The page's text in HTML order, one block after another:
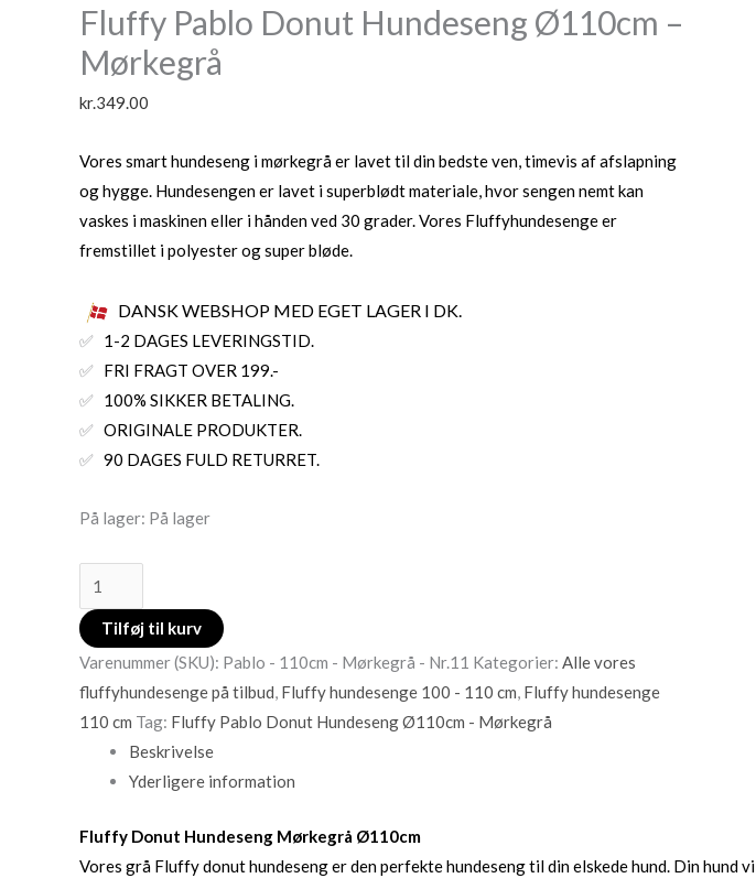
Fluffy Pablo Donut Hundeseng Ø110cm –
Mørkegrå
kr.349.00
Vores smart hundeseng i mørkegrå er lavet til din bedste ven, timevis af afslapning
og hygge. Hundesengener lavet i superblødt materiale, hvor sengen nemt kan
vaskes i maskinen eller i hånden ved 30 grader. Vores Fluffyhundesenge er
fremstillet i polyester og super bløde.
DANSK WEBSHOP MED EGET LAGER I DK.
✅ 1-2 DAGES LEVERINGSTID.
✅ FRI FRAGT OVER 199.-
✅ 100% SIKKER BETALING.
✅ ORIGINALE PRODUKTER.
✅ 90 DAGES FULD RETURRET.
På lager: På lager
Tilføj til kurv
Varenummer (SKU): Pablo - 110cm - Mørkegrå - Nr.11 Kategorier: Alle vores
fluffyhundesenge på tilbud, Fluffy hundesenge 100 - 110 cm, Fluffy hundesenge
110 cm Tag: Fluffy Pablo Donut Hundeseng Ø110cm - Mørkegrå
Beskrivelse
Yderligere information
Fluffy Donut Hundeseng Mørkegrå Ø110cm
Vores grå Fluffy donut hundeseng er den perfekte hundeseng til din elskede hund. Din